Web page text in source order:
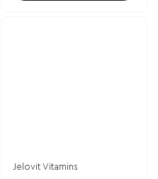
Jelovit Vitamins